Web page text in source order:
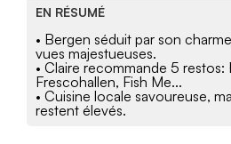
EN RÉSUMÉ
• Bergen séduit par son
vues majestueuses.
• Claire recommande 5 restos:
Frescohallen, Fish Me...
• Cuisine locale savoureuse,
restent élevés.